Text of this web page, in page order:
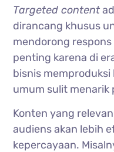
Targeted content
dirancang khusus
mendorong
penting karena di
bisnis
umum sulit menarik
Konten yang
audiens akan lebih
kepercayaan.